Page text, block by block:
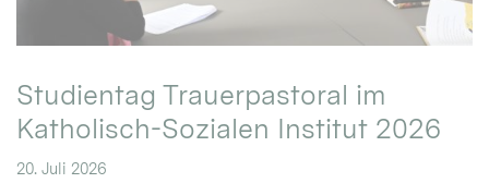
Studientag Trauerpastoral im
Katholisch-Sozialen Institut 2026
20. Juli 2026